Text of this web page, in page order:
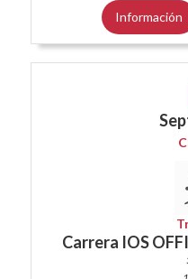
Información
Carrera IOS